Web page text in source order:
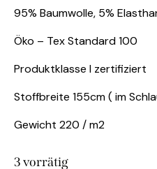
95% Baumwolle, 5%
Öko – Tex Standard 100
Produktklasse I zertifiziert
Stoffbreite 155cm ( im
Gewicht 220 / m2
3 vorrätig